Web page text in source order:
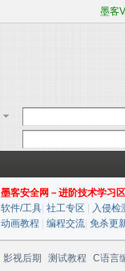
墨客
墨客安全网－进阶技术学习区
软件/工具| 社工专区 入侵检
动画教程
编程交流| 免杀更
影视后期 测试教程 C语言